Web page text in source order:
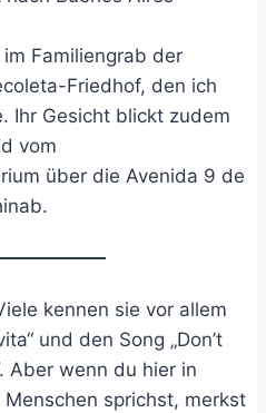
Familiengrab der
Friedhof, den ich
Ihr Gesicht blickt zudem
vom
über die Avenida 9 de
kennen sie vor allem
und den Song „Don’t
Aber wenn du hier in
sprichst, merkst